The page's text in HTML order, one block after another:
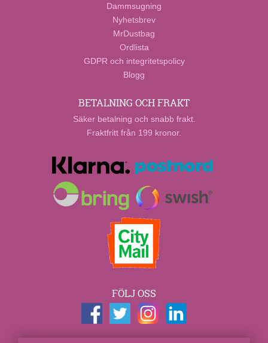
Dammsugning
Nyhetsbrev
MrDustbag
Ordlista
GDPR och integritetspolicy
Blogg
BETALNING OCH FRAKT
Säker betalning och snabb frakt.
Fraktfritt från 199 kronor.
FÖLJ OSS